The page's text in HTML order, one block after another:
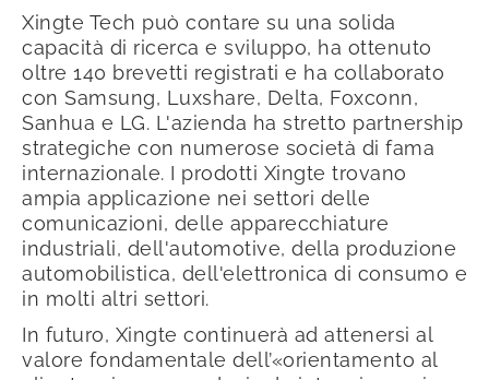
Xingte Tech può contare su una solida
capacità di ricerca e sviluppo, ha ottenuto
oltre 140 brevetti registrati e ha collaborato
con Samsung, Luxshare, Delta, Foxconn,
Sanhua e LG. L'azienda ha stretto partnership
strategiche con numerose società di fama
internazionale. I prodotti Xingte trovano
ampia applicazione nei settori delle
comunicazioni, delle apparecchiature
industriali, dell'automotive, della produzione
automobilistica, dell'elettronica di consumo e
in molti altri settori.
In futuro, Xingte continuerà ad attenersi al
valore fondamentale dell’«orientamento al